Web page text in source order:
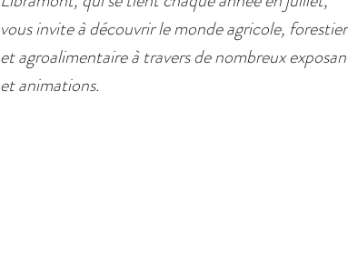
vous invite à découvrir le monde agricole, forestier
et agroalimentaire à travers de nombreux
et animations.